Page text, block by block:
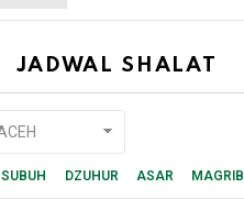
JADWAL SHALAT
SUBUH DZUHUR ASAR MAGRIB